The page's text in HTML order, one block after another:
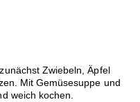
zunächst Zwiebeln, Äpfel
Mit Gemüsesuppe und
weich kochen.